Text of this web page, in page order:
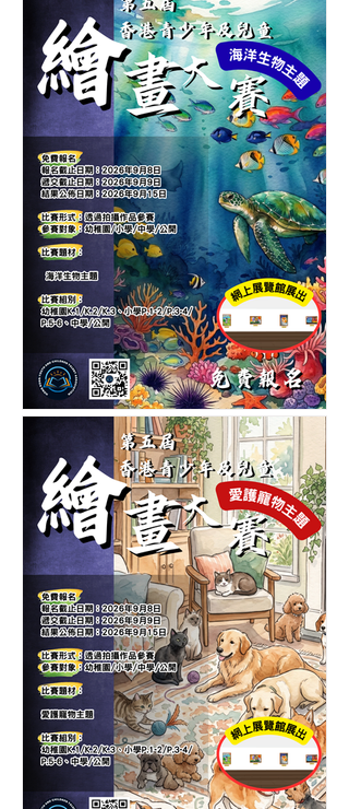
第六屆香港青少年及兒童卡
通人物繪畫大賽-繪畫比賽
第五屆香港青少年及兒童海
洋生物繪畫大賽-繪畫比賽